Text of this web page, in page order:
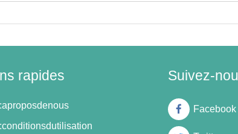
rapides Suivez-
Facebook